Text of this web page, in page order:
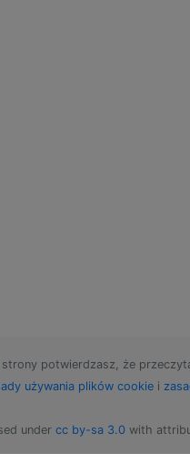
potwierdzasz, że
używania plików cookie i
under cc by-sa 3.0 with